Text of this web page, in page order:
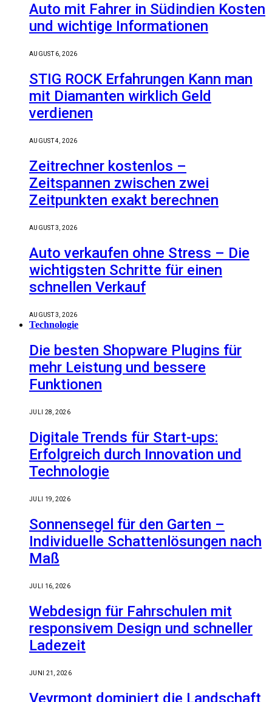
Auto mit Fahrer in Südindien Kosten
und wichtige Informationen
AUGUST 6, 2026
STIG ROCK Erfahrungen Kann man
mit Diamanten wirklich Geld
verdienen
AUGUST 4, 2026
Zeitrechner kostenlos –
Zeitspannen zwischen zwei
Zeitpunkten exakt berechnen
AUGUST 3, 2026
Auto verkaufen ohne Stress – Die
wichtigsten Schritte für einen
schnellen Verkauf
AUGUST 3, 2026
Technologie
Die besten Shopware Plugins für
mehr Leistung und bessere
Funktionen
JULI 28, 2026
Digitale Trends für Start-ups:
Erfolgreich durch Innovation und
Technologie
JULI 19, 2026
Sonnensegel für den Garten –
Individuelle Schattenlösungen nach
Maß
JULI 16, 2026
Webdesign für Fahrschulen mit
responsivem Design und schneller
Ladezeit
JUNI 21, 2026
Veyrmont dominiert die Landschaft